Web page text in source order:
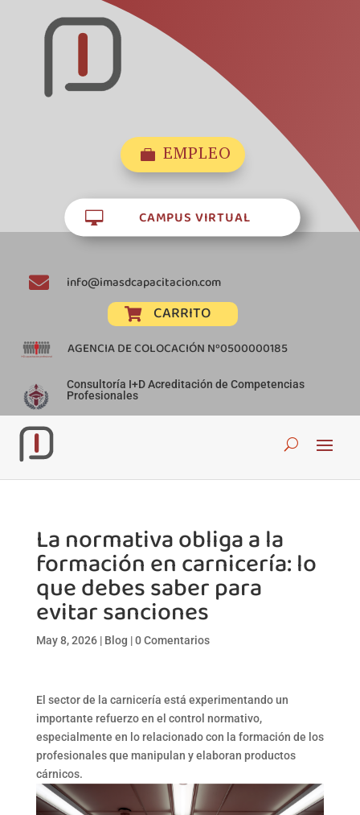
 EMPLEO
 CAMPUS VIRTUAL
 info@imasdcapacitacion.com
 CARRITO
AGENCIA DE COLOCACIÓN Nº0500000185
Consultoría I+D Acreditación de Competencias
Profesionales
La normativa obliga a la
formación en carnicería: lo
que debes saber para
evitar sanciones
May 8, 2026| Blog |0 Comentarios
El sector de la carnicería está experimentando un
importante refuerzo en el control normativo,
especialmente en lo relacionado con la formación de los
profesionalesque manipulan y elaboran productos
cárnicos.